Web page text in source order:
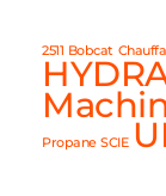
2511 Bobcat
Propane SCIE